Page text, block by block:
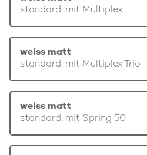
standard, mit Multiplex
weiss matt
standard, mit Multiplex Trio
weiss matt
standard, mit Spring 50